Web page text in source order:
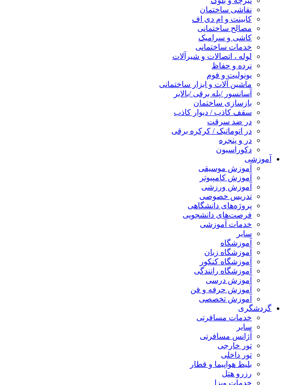
نقاشی ساختمان
کابینت و ام دی اف
مصالح ساختمانی
کاشی و سرامیک
خدمات ساختمانی
لوله ، اتصالات و شیرآلات
نرده و حفاظ
یونولیت و فوم
ماشین آلات و ابزار ساختمانی
آسانسور /پله برقی /بالابر
بازسازی ساختمان
سقف کاذب / دیوار کاذب
در ضد سرقت
در اتوماتیک / کرکره برقی
در و پنجره
دکوراسیون
آموزشی
آموزش موسیقی
آموزش کامپیوتر
آموزش ورزشی
تدریس خصوصی
پروژه‌های دانشگاهی
فرصت‌های دانشجویی
خدمات آموزشی
سایر
آموزشگاه
آموزشگاه زبان
آموزشگاه کنکور
آموزشگاه رانندگی
آموزش درسی
آموزش حرفه و فن
آموزش تخصصی
گردشگری
خدمات مسافرتی
سایر
آژانس مسافرتی
تور خارجی
تور داخلی
بلیط هواپیما و قطار
رزرو هتل
خدمات ویزا